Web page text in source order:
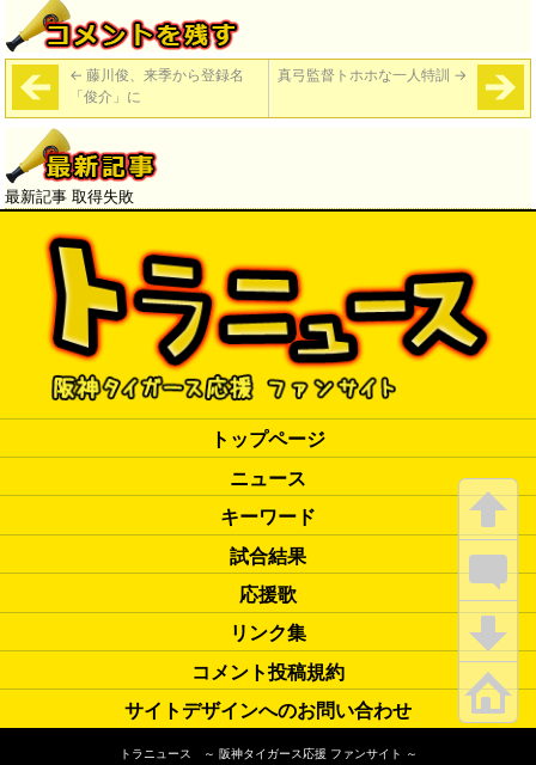
← 藤川俊、来季から登録名
「俊介」に
真弓監督トホホな一人特訓 →
最新記事 取得失敗
トップページ
ニュース
キーワード
試合結果
応援歌
リンク集
コメント投稿規約
サイトデザインへのお問い合わせ
トラニュース ～ 阪神タイガース応援 ファンサイト ～